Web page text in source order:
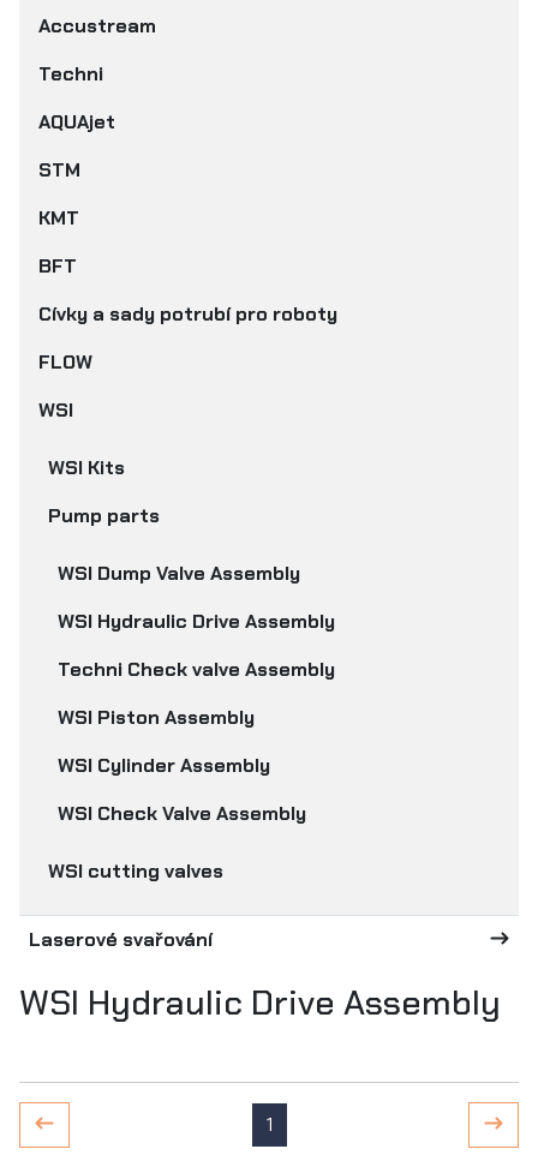
Accustream
Techni
AQUAjet
STM
KMT
BFT
Cívky a sady potrubí pro roboty
FLOW
WSI
WSI Kits
Pump parts
WSI Dump Valve Assembly
WSI Hydraulic Drive Assembly
Techni Check valve Assembly
WSI Piston Assembly
WSI Cylinder Assembly
WSI Check Valve Assembly
WSI cutting valves
Laserové svařování
WSI Hydraulic Drive Assembly
1